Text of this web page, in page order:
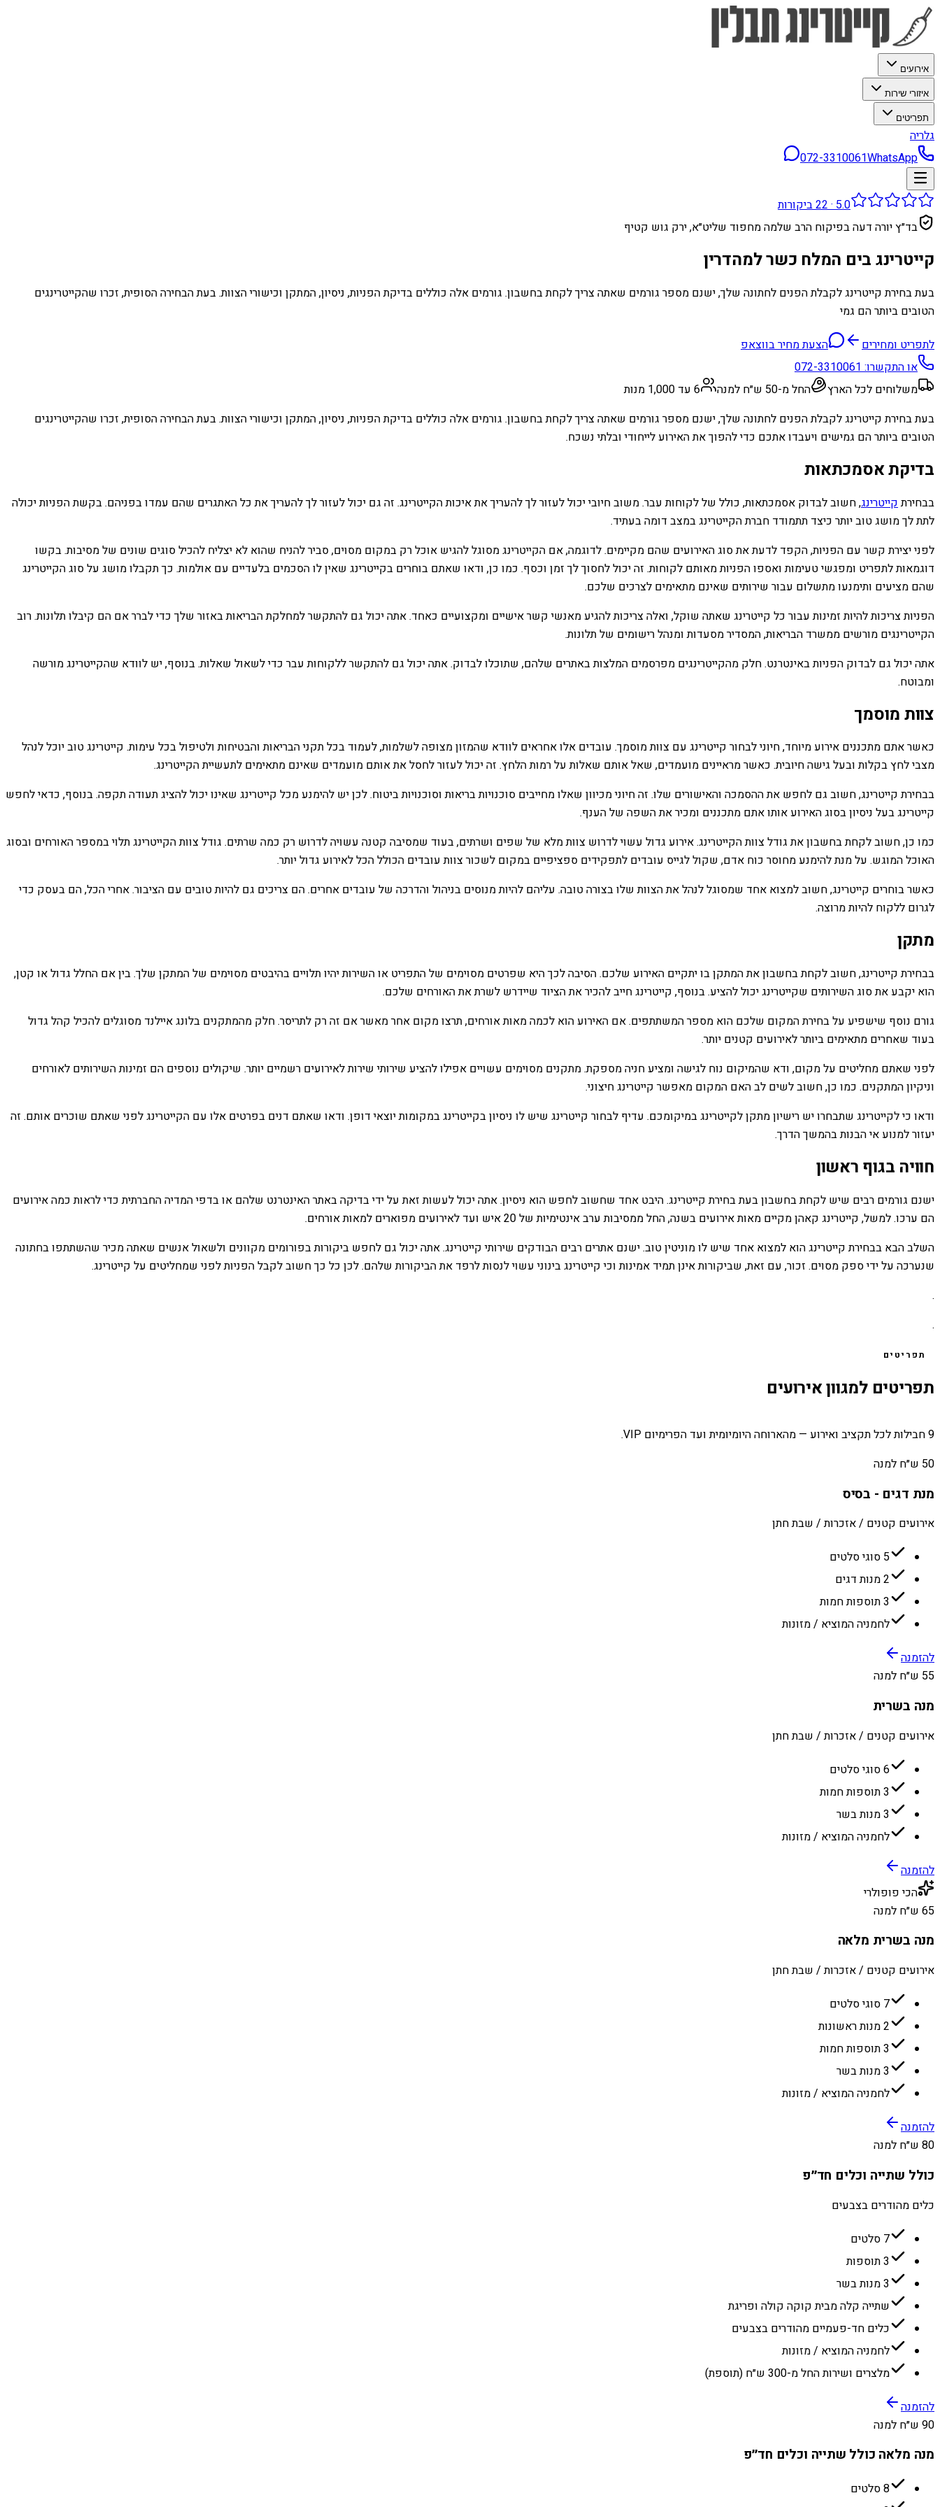
אירועים
איזורי שירות
תפריטים
גלריה
072-3310061WhatsApp
5.0
·
22ביקורות
בד״ץ יורה דעה בפיקוח הרב שלמה מחפוד שליט״א, ירק גוש קטיף
קייטרינג בים המלח כשר למהדרין
בעת בחירת קייטרינג לקבלת הפנים לחתונה שלך, ישנם מספר גורמים שאתה צריך לקחת בחשבון. גורמים אלה כוללים בדיקת הפניות, ניסיון, המתקן וכישורי הצוות. בעת הבחירה הסופית, זכרו שהקייטרינגים
הטובים ביותר הם גמי
לתפריט ומחירים
הצעת מחיר בווצאפ
או התקשרו:072-3310061
משלוחים לכל הארץ
החל מ-50 ש״ח למנה
6 עד 1,000 מנות
בעת בחירת קייטרינג לקבלת הפנים לחתונה שלך, ישנם מספר גורמים שאתה צריך לקחת בחשבון. גורמים אלה כוללים בדיקת הפניות, ניסיון, המתקן וכישורי הצוות. בעת הבחירה הסופית, זכרו שהקייטרינגים
הטובים ביותר הם גמישים ויעבדו אתכם כדי להפוך את האירוע לייחודי ובלתי נשכח.
בדיקת אסמכתאות
בבחירתקייטרינג, חשוב לבדוק אסמכתאות, כולל של לקוחות עבר. משוב חיובי יכול לעזור לך להעריך את איכות הקייטרינג. זה גם יכול לעזור לך להעריך את כל האתגרים שהם עמדו בפניהם. בקשת הפניות יכולה
לתת לך מושג טוב יותר כיצד תתמודד חברת הקייטרינג במצב דומה בעתיד.
לפני יצירת קשר עם הפניות, הקפד לדעת את סוג האירועים שהם מקיימים. לדוגמה, אם הקייטרינג מסוגל להגיש אוכל רק במקום מסוים, סביר להניח שהוא לא יצליח להכיל סוגים שונים של מסיבות. בקשו
דוגמאות לתפריט ומפגשי טעימות ואספו הפניות מאותם לקוחות. זה יכול לחסוך לך זמן וכסף. כמו כן, ודאו שאתם בוחרים בקייטרינג שאין לו הסכמים בלעדיים עם אולמות. כך תקבלו מושג על סוג הקייטרינג
שהם מציעים ותימנעו מתשלום עבור שירותים שאינם מתאימים לצרכים שלכם.
הפניות צריכות להיות זמינות עבור כל קייטרינג שאתה שוקל, ואלה צריכות להגיע מאנשי קשר אישיים ומקצועיים כאחד. אתה יכול גם להתקשר למחלקת הבריאות באזור שלך כדי לברר אם הם קיבלו תלונות. רוב
הקייטרינגים מורשים ממשרד הבריאות, המסדיר מסעדות ומנהל רישומים של תלונות.
אתה יכול גם לבדוק הפניות באינטרנט. חלק מהקייטרינגים מפרסמים המלצות באתרים שלהם, שתוכלו לבדוק. אתה יכול גם להתקשר ללקוחות עבר כדי לשאול שאלות. בנוסף, יש לוודא שהקייטרינג מורשה
ומבוטח.
צוות מוסמך
כאשר אתם מתכננים אירוע מיוחד, חיוני לבחור קייטרינג עם צוות מוסמך. עובדים אלו אחראים לוודא שהמזון מצופה לשלמות, לעמוד בכל תקני הבריאות והבטיחות ולטיפול בכל עימות. קייטרינג טוב יוכל לנהל
מצבי לחץ בקלות ובעל גישה חיובית. כאשר מראיינים מועמדים, שאל אותם שאלות על רמות הלחץ. זה יכול לעזור לחסל את אותם מועמדים שאינם מתאימים לתעשיית הקייטרינג.
בבחירת קייטרינג, חשוב גם לחפש את ההסמכה והאישורים שלו. זה חיוני מכיוון שאלו מחייבים סוכנויות בריאות וסוכנויות ביטוח. לכן יש להימנע מכל קייטרינג שאינו יכול להציג תעודה תקפה. בנוסף, כדאי לחפש
קייטרינג בעל ניסיון בסוג האירוע אותו אתם מתכננים ומכיר את השפה של הענף.
כמו כן, חשוב לקחת בחשבון את גודל צוות הקייטרינג. אירוע גדול עשוי לדרוש צוות מלא של שפים ושרתים, בעוד שמסיבה קטנה עשויה לדרוש רק כמה שרתים. גודל צוות הקייטרינג תלוי במספר האורחים ובסוג
האוכל המוגש. על מנת להימנע מחוסר כוח אדם, שקול לגייס עובדים לתפקידים ספציפיים במקום לשכור צוות עובדים הכולל הכל לאירוע גדול יותר.
כאשר בוחרים קייטרינג, חשוב למצוא אחד שמסוגל לנהל את הצוות שלו בצורה טובה. עליהם להיות מנוסים בניהול והדרכה של עובדים אחרים. הם צריכים גם להיות טובים עם הציבור. אחרי הכל, הם בעסק כדי
לגרום ללקוח להיות מרוצה.
מתקן
בבחירת קייטרינג, חשוב לקחת בחשבון את המתקן בו יתקיים האירוע שלכם. הסיבה לכך היא שפרטים מסוימים של התפריט או השירות יהיו תלויים בהיבטים מסוימים של המתקן שלך. בין אם החלל גדול או קטן,
הוא יקבע את סוג השירותים שקייטרינג יכול להציע. בנוסף, קייטרינג חייב להכיר את הציוד שיידרש לשרת את האורחים שלכם.
גורם נוסף שישפיע על בחירת המקום שלכם הוא מספר המשתתפים. אם האירוע הוא לכמה מאות אורחים, תרצו מקום אחר מאשר אם זה רק לתריסר. חלק מהמתקנים בלונג איילנד מסוגלים להכיל קהל גדול
בעוד שאחרים מתאימים ביותר לאירועים קטנים יותר.
לפני שאתם מחליטים על מקום, ודא שהמיקום נוח לגישה ומציע חניה מספקת. מתקנים מסוימים עשויים אפילו להציע שירותי שירות לאירועים רשמיים יותר. שיקולים נוספים הם זמינות השירותים לאורחים
וניקיון המתקנים. כמו כן, חשוב לשים לב האם המקום מאפשר קייטרינג חיצוני.
ודאו כי לקייטרינג שתבחרו יש רישיון מתקן לקייטרינג במיקומכם. עדיף לבחור קייטרינג שיש לו ניסיון בקייטרינג במקומות יוצאי דופן. ודאו שאתם דנים בפרטים אלו עם הקייטרינג לפני שאתם שוכרים אותם. זה
יעזור למנוע אי הבנות בהמשך הדרך.
חוויה בגוף ראשון
ישנם גורמים רבים שיש לקחת בחשבון בעת ​​בחירת קייטרינג. היבט אחד שחשוב לחפש הוא ניסיון. אתה יכול לעשות זאת על ידי בדיקה באתר האינטרנט שלהם או בדפי המדיה החברתית כדי לראות כמה אירועים
הם ערכו. למשל, קייטרינג קאהן מקיים מאות אירועים בשנה, החל ממסיבות ערב אינטימיות של 20 איש ועד לאירועים מפוארים למאות אורחים.
השלב הבא בבחירת קייטרינג הוא למצוא אחד שיש לו מוניטין טוב. ישנם אתרים רבים הבודקים שירותי קייטרינג. אתה יכול גם לחפש ביקורות בפורומים מקוונים ולשאול אנשים שאתה מכיר שהשתתפו בחתונה
שנערכה על ידי ספק מסוים. זכור, עם זאת, שביקורות אינן תמיד אמינות וכי קייטרינג בינוני עשוי לנסות לרפד את הביקורות שלהם. לכן כל כך חשוב לקבל הפניות לפני שמחליטים על קייטרינג.
.
.
תפריטים
תפריטים למגוון אירועים
9 חבילות לכל תקציב ואירוע — מהארוחה היומיומית ועד הפרימיום VIP.
50 ש״ח למנה
מנת דגים - בסיס
אירועים קטנים / אזכרות / שבת חתן
5 סוגי סלטים
2 מנות דגים
3 תוספות חמות
לחמניה המוציא / מזונות
להזמנה
55 ש״ח למנה
מנה בשרית
אירועים קטנים / אזכרות / שבת חתן
6 סוגי סלטים
3 תוספות חמות
3 מנות בשר
לחמניה המוציא / מזונות
להזמנה
הכי פופולרי
65 ש״ח למנה
מנה בשרית מלאה
אירועים קטנים / אזכרות / שבת חתן
7 סוגי סלטים
2 מנות ראשונות
3 תוספות חמות
3 מנות בשר
לחמניה המוציא / מזונות
להזמנה
80 ש״ח למנה
כולל שתייה וכלים חד״פ
כלים מהודרים בצבעים
7 סלטים
3 תוספות
3 מנות בשר
שתייה קלה מבית קוקה קולה ופריגת
כלים חד-פעמיים מהודרים בצבעים
לחמניה המוציא / מזונות
מלצרים ושירות החל מ-300 ש״ח (תוספת)
להזמנה
90 ש״ח למנה
מנה מלאה כולל שתייה וכלים חד״פ
8 סלטים